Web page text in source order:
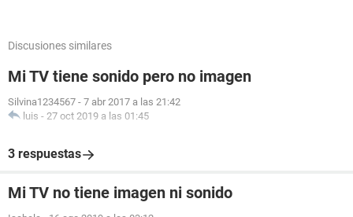
Discusiones similares
Mi TV tiene sonido pero no imagen
Silvina1234567 - 7 abr 2017 a las 21:42
luis - 27 oct 2019 a las 01:45
3 respuestas
Mi TV no tiene imagen ni sonido